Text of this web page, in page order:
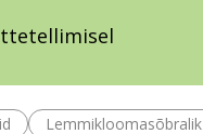
Lemmikloomasõbralik